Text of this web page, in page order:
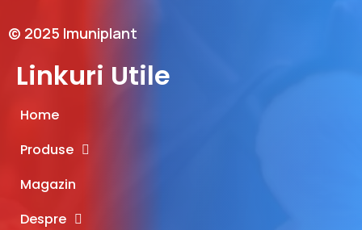
© 2025 Imuniplant
Linkuri Utile
Home
Produse
Magazin
Despre